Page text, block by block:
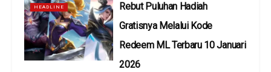
HEADLINE
Rebut Puluhan Hadiah
Gratisnya Melalui Kode
Redeem ML Terbaru 10 Januari
2026